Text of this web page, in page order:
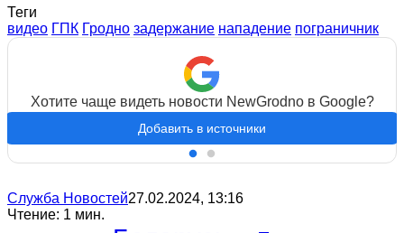
Теги
видео ГПК Гродно задержание нападение пограничник
Хотите чаще видеть новости NewGrodno в Google?
Добавить в источники
Служба Новостей27.02.2024, 13:16
Чтение: 1 мин.